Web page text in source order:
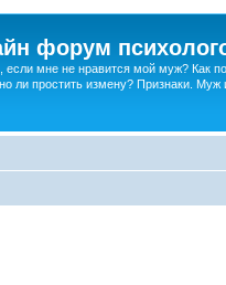
форум
если мне не нравится мой муж? Как
ли простить измену? Признаки. Муж